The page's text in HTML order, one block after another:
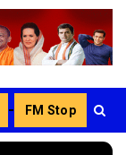
- FM Stop